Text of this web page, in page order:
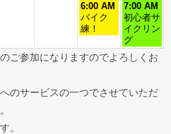
6:00 AM
バイク
練！
7:00 AM
初心者サ
イクリン
グ
ご参加になりますのでよろしくお
のサービスの一つでさせていただ
。